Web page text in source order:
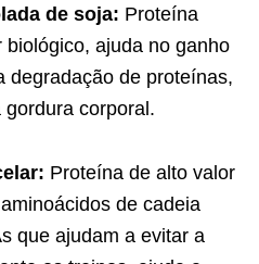
de soja: Proteína
ajuda no ganho
degradação de proteínas,
corporal.
Proteína de alto valor
de cadeia
que ajudam a evitar a